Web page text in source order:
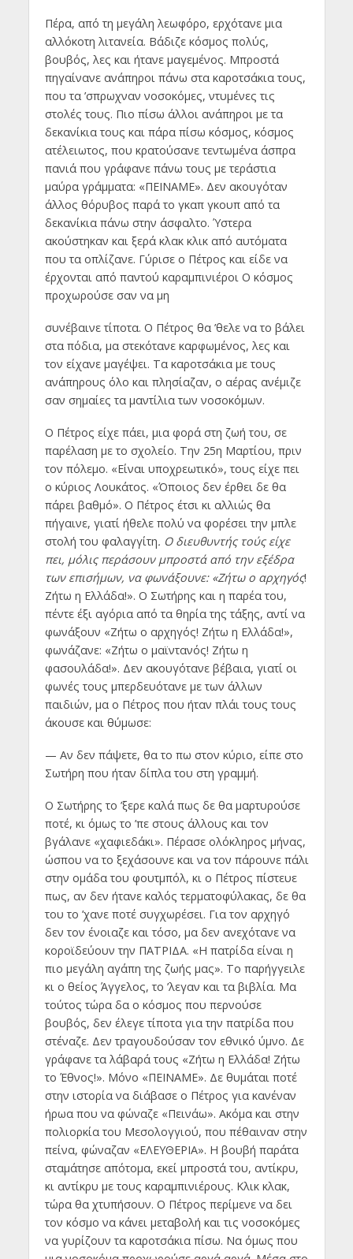
Πέρα, από τη μεγάλη λεωφόρο, ερχότανε μια
αλλόκοτη λιτανεία. Βάδιζε κόσμος πολύς,
βουβός, λες και ήτανε μαγεμένος. Μπροστά
πηγαίνανε ανάπηροι πάνω στα καροτσάκια τους,
που τα ’σπρωχναν νοσοκόμες, ντυμένες τις
στολές τους. Πιο πίσω άλλοι ανάπηροι με τα
δεκανίκια τους και πάρα πίσω κόσμος, κόσμος
ατέλειωτος, που κρατούσανε τεντωμένα άσπρα
πανιά που γράφανε πάνω τους με τεράστια
μαύρα γράμματα: «ΠΕΙΝΑΜΕ». Δεν ακουγόταν
άλλος θόρυβος παρά το γκαπ γκουπ από τα
δεκανίκια πάνω στην άσφαλτο. Ύστερα
ακούστηκαν και ξερά κλακ κλικ από αυτόματα
που τα οπλίζανε. Γύρισε ο Πέτρος και είδε να
έρχονται από παντού καραμπινιέροι Ο κόσμος
προχωρούσε σαν να μη
συνέβαινε τίποτα. Ο Πέτρος θα ’θελε να το βάλει
στα πόδια, μα στεκότανε καρφωμένος, λες και
τον είχανε μαγέψει. Τα καροτσάκια με τους
ανάπηρους όλο και πλησίαζαν, ο αέρας ανέμιζε
σαν σημαίες τα μαντίλια των νοσοκόμων.
Ο Πέτρος είχε πάει, μια φορά στη ζωή του, σε
παρέλαση με το σχολείο. Την 25η Μαρτίου, πριν
τον πόλεμο. «Είναι υποχρεωτικό», τους είχε πει
ο κύριος Λουκάτος. «Όποιος δεν έρθει δε θα
πάρει βαθμό». Ο Πέτρος έτσι κι αλλιώς θα
πήγαινε, γιατί ήθελε πολύ να φορέσει την μπλε
στολή του φαλαγγίτη. Ο διευθυντής τούς είχε
πει, μόλις περάσουν μπροστά από την εξέδρα
των επισήμων, να φωνάξουνε: «Ζήτω ο αρχηγός!
Ζήτω η Ελλάδα!». Ο Σωτήρης και η παρέα του,
πέντε έξι αγόρια από τα θηρία της τάξης, αντί να
φωνάξουν «Ζήτω ο αρχηγός! Ζήτω η Ελλάδα!»,
φωνάζανε: «Ζήτω ο μαϊντανός! Ζήτω η
φασουλάδα!». Δεν ακουγότανε βέβαια, γιατί οι
φωνές τους μπερδευότανε με των άλλων
παιδιών, μα ο Πέτρος που ήταν πλάι τους τους
άκουσε και θύμωσε:
— Αν δεν πάψετε, θα το πω στον κύριο, είπε στο
Σωτήρη που ήταν δίπλα του στη γραμμή.
Ο Σωτήρης το ’ξερε καλά πως δε θα μαρτυρούσε
ποτέ, κι όμως το ’πε στους άλλους και τον
βγάλανε «χαφιεδάκι». Πέρασε ολόκληρος μήνας,
ώσπου να το ξεχάσουνε και να τον πάρουνε πάλι
στην ομάδα του φουτμπόλ, κι ο Πέτρος πίστευε
πως, αν δεν ήτανε καλός τερματοφύλακας, δε θα
του το ’χανε ποτέ συγχωρέσει. Για τον αρχηγό
δεν τον ένοιαζε και τόσο, μα δεν ανεχότανε να
κοροϊδεύουν την ΠΑΤΡΙΔΑ. «Η πατρίδα είναι η
πιο μεγάλη αγάπη της ζωής μας». Το παρήγγειλε
κι ο θείος Άγγελος, το ’λεγαν και τα βιβλία. Μα
τούτος τώρα δα ο κόσμος που περνούσε
βουβός, δεν έλεγε τίποτα για την πατρίδα που
στέναζε. Δεν τραγουδούσαν τον εθνικό ύμνο. Δε
γράφανε τα λάβαρά τους «Ζήτω η Ελλάδα! Ζήτω
το Έθνος!». Μόνο «ΠΕΙΝΑΜΕ». Δε θυμάται ποτέ
στην ιστορία να διάβασε ο Πέτρος για κανέναν
ήρωα που να φώναζε «Πεινάω». Ακόμα και στην
πολιορκία του Μεσολογγιού, που πέθαιναν στην
πείνα, φώναζαν «ΕΛΕΥΘΕΡΙΑ». Η βουβή παράτα
σταμάτησε απότομα, εκεί μπροστά του, αντίκρυ,
κι αντίκρυ με τους καραμπινιέρους. Κλικ κλακ,
τώρα θα χτυπήσουν. Ο Πέτρος περίμενε να δει
τον κόσμο να κάνει μεταβολή και τις νοσοκόμες
να γυρίζουν τα καροτσάκια πίσω. Να όμως που